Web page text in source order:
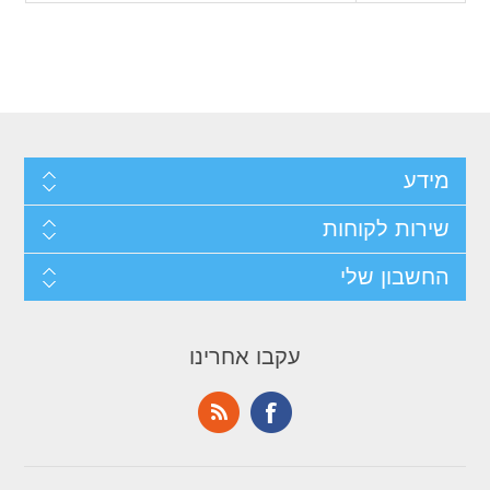
מידע
שירות לקוחות
החשבון שלי
עקבו אחרינו